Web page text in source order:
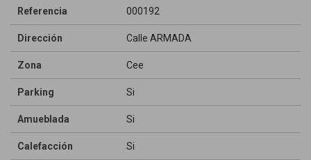
Referencia 000192
Dirección Calle ARMADA
Zona Cee
Parking Si
Amueblada Si
Calefacción Si